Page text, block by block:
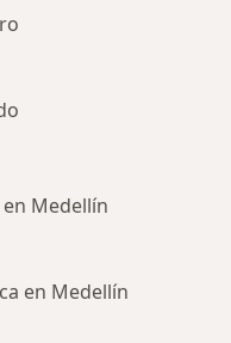
Medellín
en Medellín